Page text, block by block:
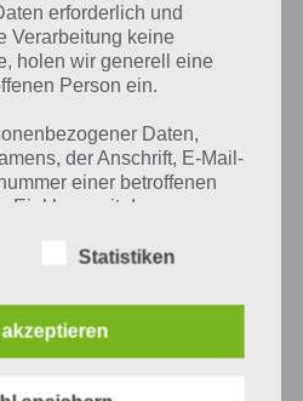
erforderlich und
Verarbeitung keine
holen wir generell eine
Person ein.
Daten,
der Anschrift, E-Mail-
einer betroffenen
Einklang mit der
für uns geltenden
möchte unser
über Art, Umfang
Statistiken